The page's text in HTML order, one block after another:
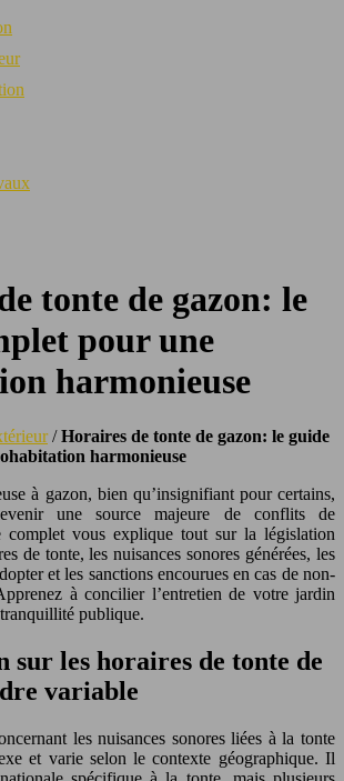
tonte de gazon: le
pour une
harmonieuse
/Horaires de tonte de gazon: le guide
harmonieuse
à gazon, bien qu’insignifiant pour certains,
une source majeure de conflits de
complet vous explique tout sur la législation
de tonte, les nuisances sonores générées, les
et les sanctions encourues en cas de non-
à concilier l’entretien de votre jardin
publique.
sur les horaires de tonte de
variable
les nuisances sonores liées à la tonte
et varie selon le contexte géographique. Il